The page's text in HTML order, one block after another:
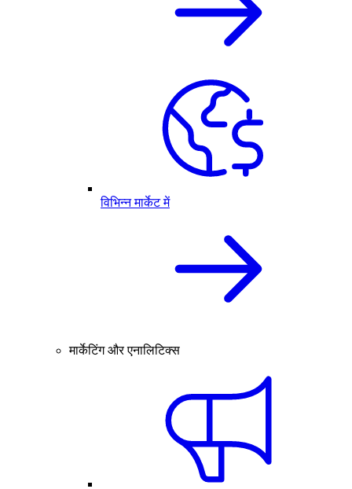
विभिन्न मार्केट में
मार्केटिंग और एनालिटिक्स